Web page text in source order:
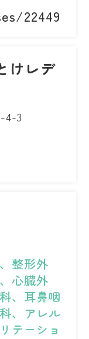
22449
けレデ
4-3
整形外
心臓外
、耳鼻咽
、アレル
テーショ